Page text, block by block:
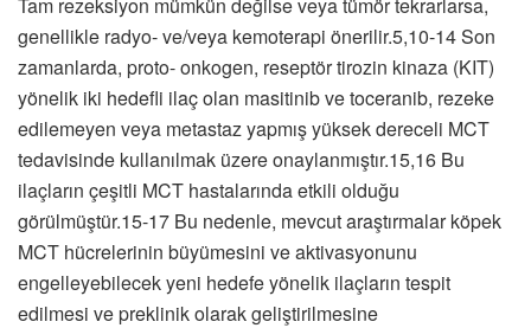
genellikle radyo- ve/veya kemoterapi önerilir.5,10-14 Son
zamanlarda, proto- onkogen, reseptör tirozin kinaza (KIT)
yönelik iki hedefli ilaç olan masitinib ve toceranib, rezeke
edilemeyen veya metastaz yapmış yüksek dereceli MCT
tedavisinde kullanılmak üzere onaylanmıştır.15,16 Bu
ilaçların çeşitli MCT hastalarında etkili olduğu
görülmüştür.15-17 Bu nedenle, mevcut araştırmalar köpek
MCT hücrelerinin büyümesini ve aktivasyonunu
engelleyebilecek yeni hedefe yönelik ilaçların tespit
edilmesi ve preklinik olarak geliştirilmesine